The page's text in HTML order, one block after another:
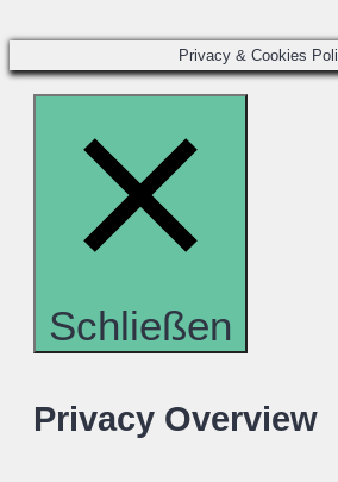
Privacy & Cookies
Schließen
Privacy Overview